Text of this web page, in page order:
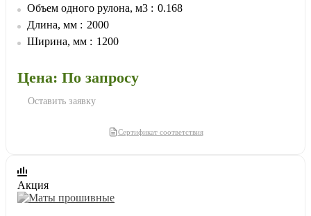
изолируемой поверхности. Утеплитель не провисает и не отстает от
изолируемой поверхности.
Объем одного рулона, м3
0.168
Длина, мм
2000
Ширина, мм
1200
Цена: По запросу
Оставить заявку
Сертификат соответствия
Акция